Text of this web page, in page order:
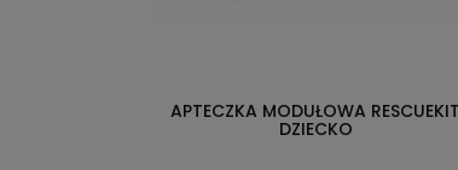
APTECZKA MODUŁOWA RESCUEKIT
DZIECKO